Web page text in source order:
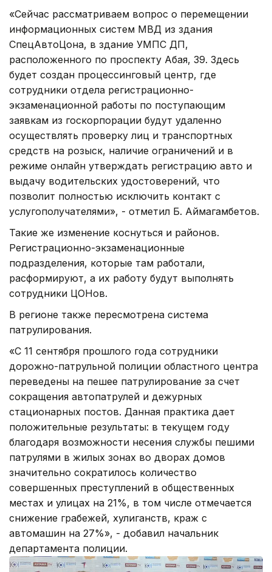
«Сейчас рассматриваем вопрос о перемещении
информационных систем МВД из здания
СпецАвтоЦона, в здание УМПС ДП,
расположенного по проспекту Абая, 39. Здесь
будет создан процессинговый центр, где
сотрудники отдела регистрационно-
экзаменационной работы по поступающим
заявкам из госкорпорации будут удаленно
осуществлять проверку лиц и транспортных
средств на розыск, наличие ограничений и в
режиме онлайн утверждать регистрацию авто и
выдачу водительских удостоверений, что
позволит полностью исключить контакт с
услугополучателями», - отметил Б. Аймагамбетов.
Такие же изменение коснуться и районов.
Регистрационно-экзаменационные
подразделения, которые там работали,
расформируют, а их работу будут выполнять
сотрудники ЦОНов.
В регионе также пересмотрена система
патрулирования.
«С 11 сентября прошлого года сотрудники
дорожно-патрульной полиции областного центра
переведены на пешее патрулирование за счет
сокращения автопатрулей и дежурных
стационарных постов. Данная практика дает
положительные результаты: в текущем году
благодаря возможности несения службы пешими
патрулями в жилых зонах во дворах домов
значительно сократилось количество
совершенных преступлений в общественных
местах и улицах на 21%, в том числе отмечается
снижение грабежей, хулиганств, краж с
автомашин на 27%», - добавил начальник
департамента полиции.